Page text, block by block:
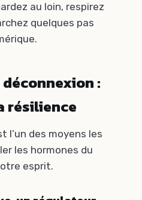
au loin, respirez
quelques pas
:
résilience
l’un des moyens les
les hormones du
esprit.